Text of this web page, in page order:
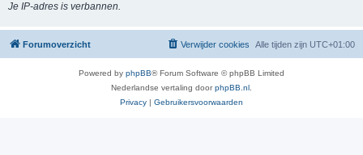
Je IP-adres is verbannen.
Forumoverzicht Alle tijden zijn UTC+01:00
Verwijder cookies
Powered by phpBB® Forum Software © phpBB Limited
Nederlandse vertaling doorphpBB.nl
Privacy | Gebruikersvoorwaarden